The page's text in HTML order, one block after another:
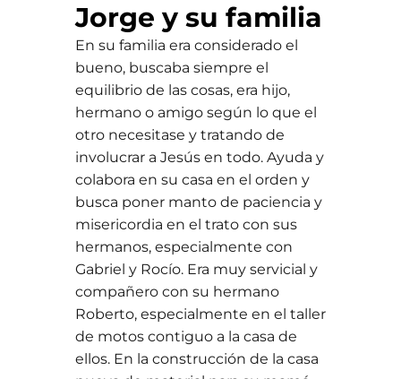
Jorge y su familia
En su familia era considerado el
bueno, buscaba siempre el
equilibrio de las cosas, era hijo,
hermano o amigo según lo que el
otro necesitase y tratando de
involucrar a Jesús en todo. Ayuda y
colabora en su casa en el orden y
busca poner manto de paciencia y
misericordia en el trato con sus
hermanos, especialmente con
Gabriel y Rocío. Era muy servicial y
compañero con su hermano
Roberto, especialmente en el taller
de motos contiguo a la casa de
ellos. En la construcción de la casa